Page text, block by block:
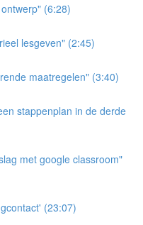
(6:28)
lesgeven" (2:45)
maatregelen" (3:40)
stappenplan in de derde
met google classroom"
(23:07)